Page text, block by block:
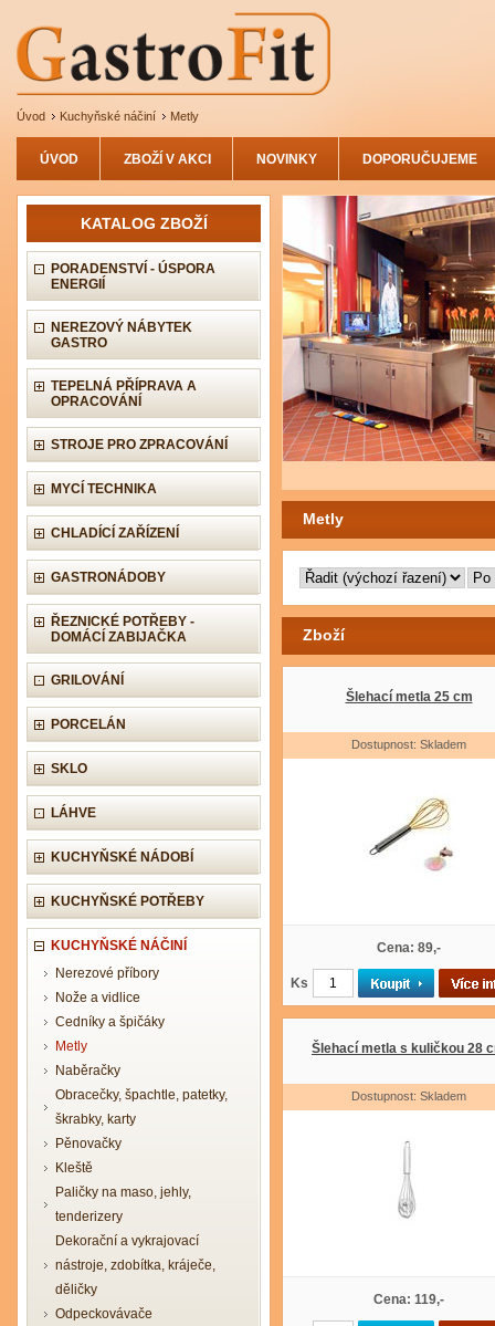
Úvod Kuchyňské náčiní Metly
ÚVOD ZBOŽÍ V AKCI NOVINKY DOPORUČUJEME
KATALOG ZBOŽÍ
PORADENSTVÍ - ÚSPORA
ENERGIÍ
NEREZOVÝ NÁBYTEK
GASTRO
TEPELNÁ PŘÍPRAVA A
OPRACOVÁNÍ
STROJE PRO ZPRACOVÁNÍ
MYCÍ TECHNIKA
CHLADÍCÍ ZAŘÍZENÍ
GASTRONÁDOBY
ŘEZNICKÉ POTŘEBY -
DOMÁCÍ ZABIJAČKA
GRILOVÁNÍ
PORCELÁN
SKLO
LÁHVE
KUCHYŇSKÉ NÁDOBÍ
KUCHYŇSKÉ POTŘEBY
KUCHYŇSKÉ NÁČINÍ
Nerezové příbory
Nože a vidlice
Cedníky a špičáky
Metly
Naběračky
Obracečky, špachtle, patetky,
škrabky, karty
Pěnovačky
Kleště
Paličky na maso, jehly,
tenderizery
Dekorační a vykrajovací
nástroje, zdobítka, kráječe,
děličky
Odpeckovávače
Metly
Zboží
Šlehací metla 25 cm
Dostupnost: Skladem
Cena: 89,-
Ks
Šlehací metla s kuličkou 28
Dostupnost: Skladem
Cena: 119,-